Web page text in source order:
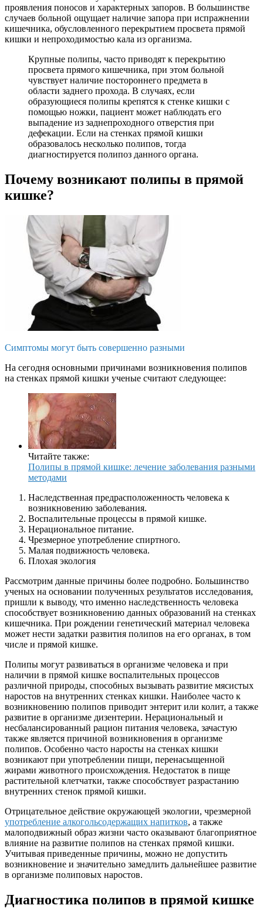
проявления поносов и характерных запоров. В большинстве
случаев больной ощущает наличие запора при испражнении
кишечника, обусловленного перекрытием просвета прямой
кишки и непроходимостью кала из организма.
Крупные полипы, часто приводят к перекрытию
просвета прямого кишечника, при этом больной
чувствует наличие постороннего предмета в
области заднего прохода. В случаях, если
образующиеся полипы крепятся к стенке кишки с
помощью ножки, пациент может наблюдать его
выпадение из заднепроходного отверстия при
дефекации. Если на стенках прямой кишки
образовалось несколько полипов, тогда
диагностируется полипоз данного органа.
Почему возникают полипы в прямой
кишке?
Симптомы могут быть совершенно разными
На сегодня основными причинами возникновения полипов
на стенках прямой кишки ученые считают следующее:
Читайте также:
Полипы в прямой кишке: лечение заболевания разными
методами
Наследственная предрасположенность человека к
возникновению заболевания.
Воспалительные процессы в прямой кишке.
Нерациональное питание.
Чрезмерное употребление спиртного.
Малая подвижность человека.
Плохая экология
Рассмотрим данные причины более подробно. Большинство
ученых на основании полученных результатов исследования,
пришли к выводу, что именно наследственность человека
способствует возникновению данных образований на стенках
кишечника. При рождении генетический материал человека
может нести задатки развития полипов на его органах, в том
числе и прямой кишке.
Полипы могут развиваться в организме человека и при
наличии в прямой кишке воспалительных процессов
различной природы, способных вызывать развитие мясистых
наростов на внутренних стенках кишки. Наиболее часто к
возникновению полипов приводит энтерит или колит, а также
развитие в организме дизентерии. Нерациональный и
несбалансированный рацион питания человека, зачастую
также является причиной возникновения в организме
полипов. Особенно часто наросты на стенках кишки
возникают при употреблении пищи, перенасыщенной
жирами животного происхождения. Недостаток в пище
растительной клетчатки, также способствует разрастанию
внутренних стенок прямой кишки.
Отрицательное действие окружающей экологии, чрезмерной
употребление алкогольсодержащих напитков, а также
малоподвижный образ жизни часто оказывают благоприятное
влияние на развитие полипов на стенках прямой кишки.
Учитывая приведенные причины, можно не допустить
возникновение и значительно замедлить дальнейшее развитие
в организме полиповых наростов.
Диагностика полипов в прямой кишке